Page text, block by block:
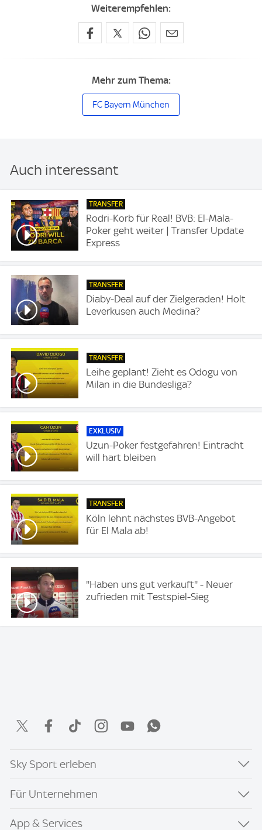
Weiterempfehlen:
Mehr zum Thema:
FC Bayern München
Auch interessant
TRANSFER
Rodri-Korb für Real! BVB: El-Mala-
Poker geht weiter | Transfer Update
Express
TRANSFER
Diaby-Deal auf der Zielgeraden! Holt
Leverkusen auch Medina?
TRANSFER
Leihe geplant! Zieht es Odogu von
Milan in die Bundesliga?
EXKLUSIV
Uzun-Poker festgefahren! Eintracht
will hart bleiben
TRANSFER
Köln lehnt nächstes BVB-Angebot
für El Mala ab!
''Haben uns gut verkauft'' - Neuer
zufrieden mit Testspiel-Sieg
Sky Sport erleben
Für Unternehmen
App & Services